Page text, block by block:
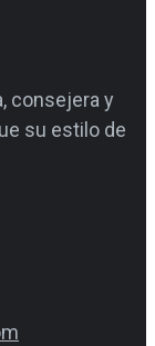
consejera y
su estilo de